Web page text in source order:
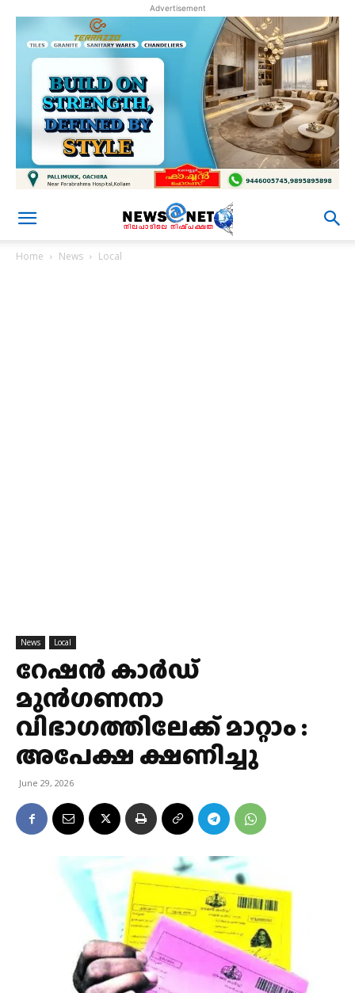
Advertisement
Home News Local
News Local
റേഷന്‍ കാര്‍ഡ്
മുന്‍ഗണനാ
വിഭാഗത്തിലേക്ക് മാറ്റാം :
അപേക്ഷ ക്ഷണിച്ചു
June 29, 2026